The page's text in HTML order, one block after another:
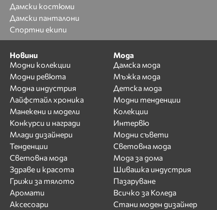
Дамски костюми
Дамски панталони
Спортни екипи
Новини
Модни колекции
Модни ревюта
Модна индустрия
Лайфстайл хроника
Манекени и модели
Конкурси и награди
Млади дизайнери
Тенденции
Световна мода
Здраве и красота
Грижи за тялото
Аромати
Аксесоари
Мода
Дамска мода
Мъжка мода
Детска мода
Модни тенденции
Колекции
Интервю
Модни съвети
Световна мода
Мода за дома
Шивашка индустрия
Пазаруване
Всичко за Коледа
Стани моден дизайнер